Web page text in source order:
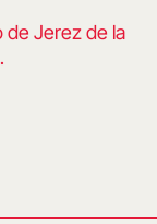
de Jerez de la